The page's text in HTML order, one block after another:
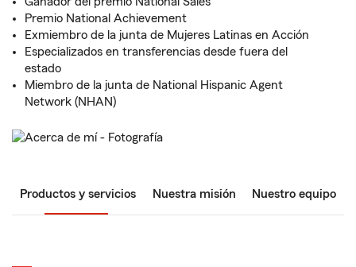
Premio National Achievement
Exmiembro de la junta de Mujeres Latinas en Acción
Especializados en transferencias desde fuera del
estado
Miembro de la junta de National Hispanic Agent
Network (NHAN)
Productos y servicios Nuestra misión Nuestro equipo